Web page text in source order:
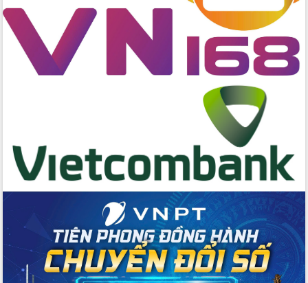
Đắk Lắk ký kết thỏa thuận hợp tác về
chuyển đổi số giai đoạn 2026 – 2030
với Tập đoàn Bưu chính Viễn thông
Việt Nam
Thứ trưởng Bộ Y tế làm việc với tỉnh
Đắk Lắk về phát triển nhân lực y tế
Tập huấn ứng dụng trí tuệ nhân tạo (AI)
trong thương mại điện tử năm 2026
trao đổi thông tin trước Kỳ họp thứ
Quyết liệt cải cách hành chính, khơi
thông nguồn lực phát triển
Nâng cao hiệu lực, hiệu quả HĐND
tỉnh thông qua hiện đại hóa hành chính